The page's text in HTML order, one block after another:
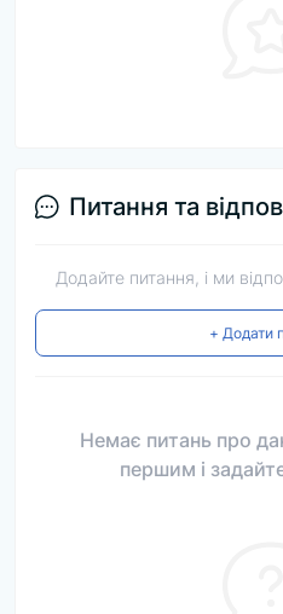
Питання та
Додайте питання, і ми
+ Додати
Немає питань про
першим і